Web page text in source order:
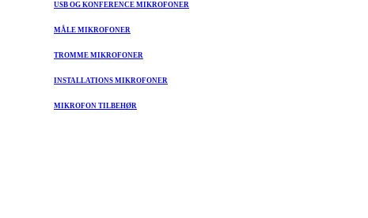
USB OG KONFERENCE MIKROFONER
MÅLE MIKROFONER
TROMME MIKROFONER
INSTALLATIONS MIKROFONER
MIKROFON TILBEHØR